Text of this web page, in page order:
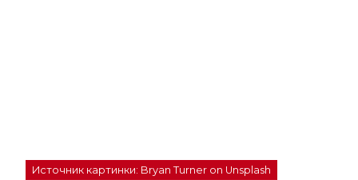
Источник картинки: Bryan Turner on Unsplash